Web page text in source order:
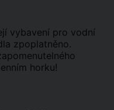
vybavení pro vodní
zpoplatněno.
horku!